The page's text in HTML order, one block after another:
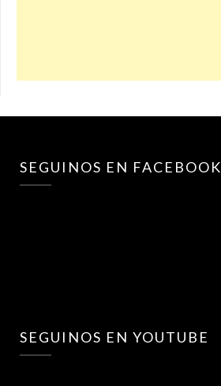
SEGUINOS EN FACEBOOK
SEGUINOS EN YOUTUBE